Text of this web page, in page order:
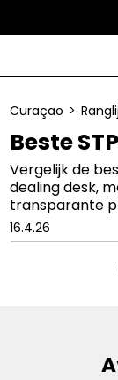
Beste
Vergelijk de
dealing desk,
transparante
Curaçao >
16.4.26